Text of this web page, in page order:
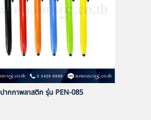
ปากกาพลาสติก รุ่น PEN-085